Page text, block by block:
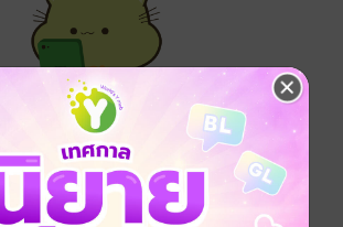
สู่ระบบก่อนดำเนินรายการด้วยค่ะ
ล็อกอินเข้าระบบ